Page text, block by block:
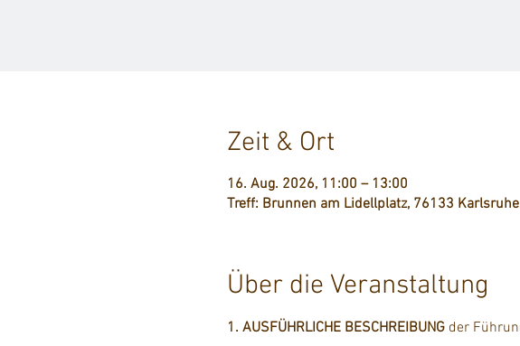
Zeit & Ort
16. Aug. 2026, 11:00 – 13:00
Treff: Brunnen am Lidellplatz, 76133 Karlsruhe
Über die Veranstaltung
1. AUSFÜHRLICHE BESCHREIBUNG der